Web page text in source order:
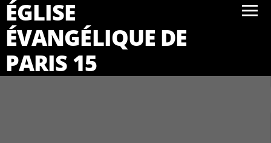
ÉGLISE
ÉVANGÉLIQUE DE
PARIS 15